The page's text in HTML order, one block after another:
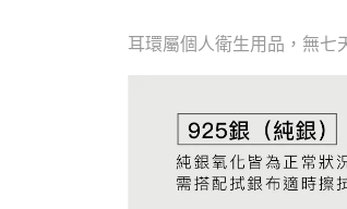
耳環屬個人衛生用品，無七